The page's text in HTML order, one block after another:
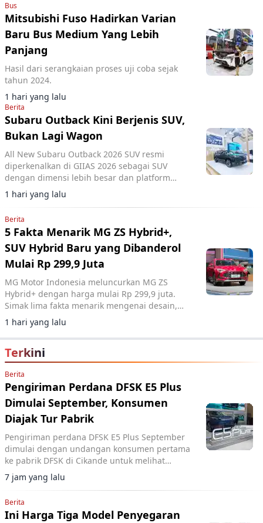
Bus
Mitsubishi Fuso Hadirkan Varian
Baru Bus Medium Yang Lebih
Panjang
Hasil dari serangkaian proses uji coba sejak
tahun 2024.
1 hari yang lalu
Berita
Subaru Outback Kini Berjenis SUV,
Bukan Lagi Wagon
All New Subaru Outback 2026 SUV resmi
diperkenalkan di GIIAS 2026 sebagai SUV
dengan dimensi lebih besar dan platform
Subaru Global yang baru.
1 hari yang lalu
Berita
5 Fakta Menarik MG ZS Hybrid+,
SUV Hybrid Baru yang Dibanderol
Mulai Rp 299,9 Juta
MG Motor Indonesia meluncurkan MG ZS
Hybrid+ dengan harga mulai Rp 299,9 juta.
Simak lima fakta menarik mengenai desain,
fitur, dan performa SUV hybrid tersebut.
1 hari yang lalu
Terkini
Berita
Pengiriman Perdana DFSK E5 Plus
Dimulai September, Konsumen
Diajak Tur Pabrik
Pengiriman perdana DFSK E5 Plus September
dimulai dengan undangan konsumen pertama
ke pabrik DFSK di Cikande untuk melihat
proses produksi PHEV.
7 jam yang lalu
Berita
Ini Harga Tiga Model Penyegaran